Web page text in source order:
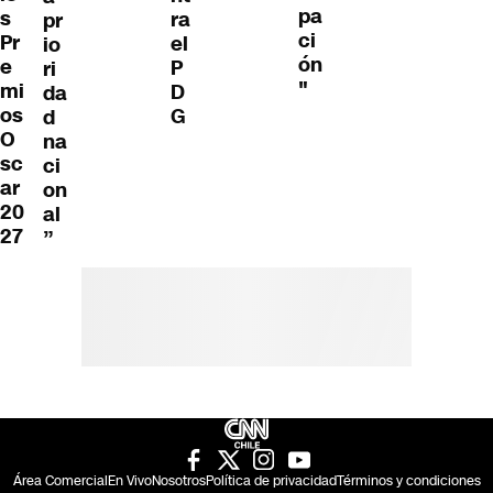
s
Pr
e
mi
os
O
sc
ar
20
27
pr
io
ri
da
d
na
ci
on
al
”
ra
el
P
D
G
pa
ci
ón
"
Área ComercialEn VivoNosotrosPolítica de privacidadTérminos y condiciones